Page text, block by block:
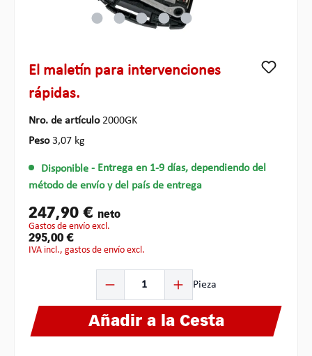
El maletín para intervenciones
rápidas.
Nro. de artículo 2000GK
Peso3,07 kg
Disponible - Entrega en 1-9 días, dependiendo del
método de envío y del país de entrega
247,90 € neto
gastos de envío excl.
295,00 €
IVA incl., gastos de envío excl.
Pieza
Añadir a la Cesta